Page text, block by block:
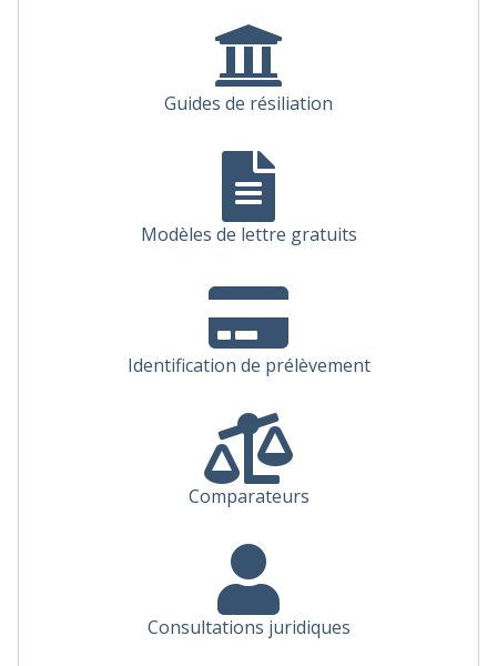
Guides de résiliation
Modèles de lettre gratuits
Identification de prélèvement
Comparateurs
Consultations juridiques